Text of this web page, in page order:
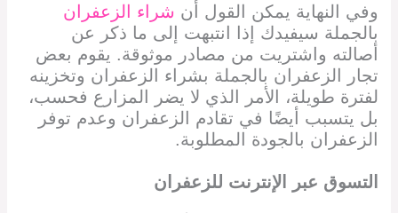
وفي النهاية يمكن القول أن شراء الزعفران
بالجملة سيفيدك إذا انتبهت إلى ما ذكر عن
أصالته واشتريت من مصادر موثوقة. يقوم بعض
تجار الزعفران بالجملة بشراء الزعفران وتخزينه
لفترة طويلة، الأمر الذي لا يضر المزارع فحسب،
بل يتسبب أيضًا في تقادم الزعفران وعدم توفر
الزعفران بالجودة المطلوبة.
التسوق عبر الإنترنت للزعفران